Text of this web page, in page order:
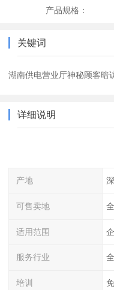
产品规格：
关键词
湖南供电营业厅神秘顾客暗
详细说明
产地
可售卖地
适用范围
服务行业
培训